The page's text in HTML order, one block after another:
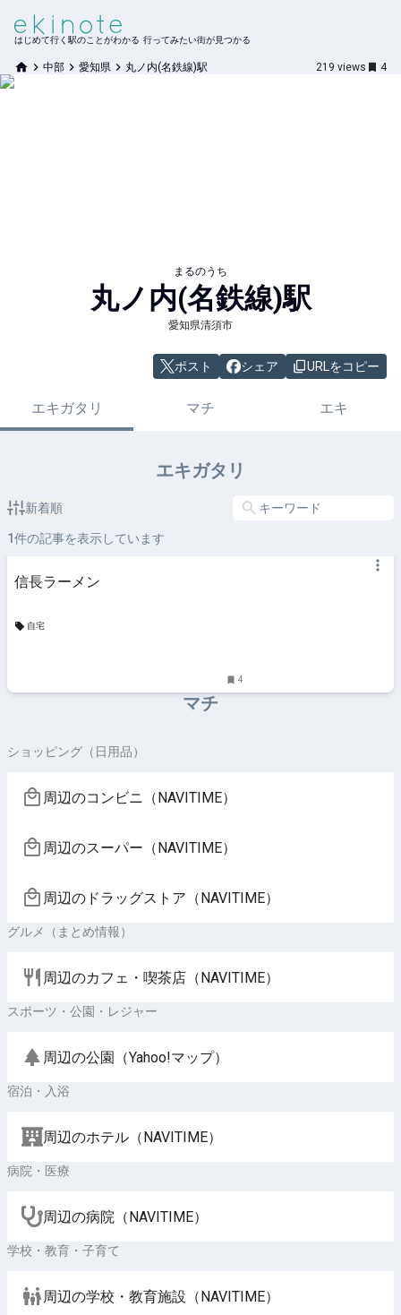
はじめて行く駅のことがわかる 行ってみたい街が見つかる
中部 愛知県 丸ノ内(名鉄線)駅 219 views 4
まるのうち
丸ノ内(名鉄線)駅
愛知県清須市
ポスト シェア URLをコピー
エキガタリ マチ エキ
エキガタリ
新着順
1件の記事を表示しています
信長ラーメン
自宅
4
マチ
ショッピング（日用品）
周辺のコンビニ（NAVITIME）
周辺のスーパー（NAVITIME）
周辺のドラッグストア（NAVITIME）
グルメ（まとめ情報）
周辺のカフェ・喫茶店（NAVITIME）
スポーツ・公園・レジャー
周辺の公園（Yahoo!マップ）
宿泊・入浴
周辺のホテル（NAVITIME）
病院・医療
周辺の病院（NAVITIME）
学校・教育・子育て
周辺の学校・教育施設（NAVITIME）